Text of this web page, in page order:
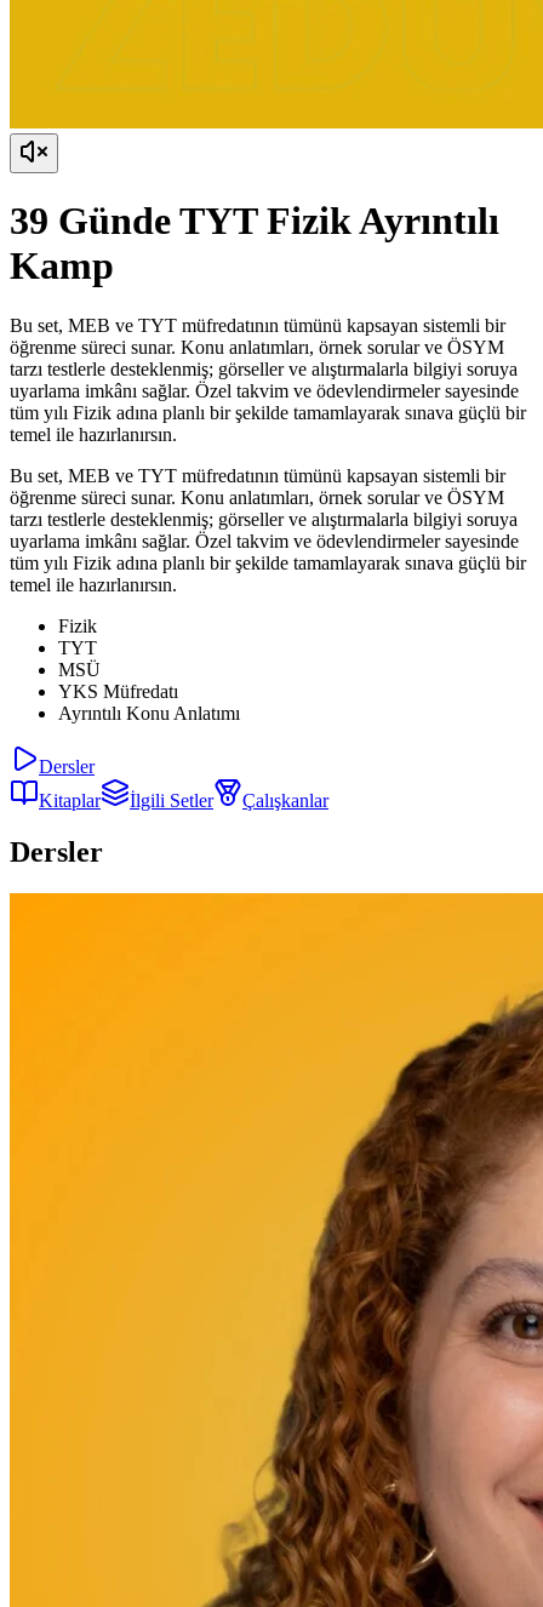
39 Günde TYT Fizik Ayrıntılı
Kamp
Bu set, MEB ve TYT müfredatının tümünü kapsayan sistemli bir
öğrenme süreci sunar. Konu anlatımları, örnek sorular ve ÖSYM
tarzı testlerle desteklenmiş; görseller ve alıştırmalarla bilgiyi soruya
uyarlama imkânı sağlar. Özel takvim ve ödevlendirmeler sayesinde
tüm yılı Fizik adına planlı bir şekilde tamamlayarak sınava güçlü bir
temel ile hazırlanırsın.
Bu set, MEB ve TYT müfredatının tümünü kapsayan sistemli bir
öğrenme süreci sunar. Konu anlatımları, örnek sorular ve ÖSYM
tarzı testlerle desteklenmiş; görseller ve alıştırmalarla bilgiyi soruya
uyarlama imkânı sağlar. Özel takvim ve ödevlendirmeler sayesinde
tüm yılı Fizik adına planlı bir şekilde tamamlayarak sınava güçlü bir
temel ile hazırlanırsın.
Fizik
TYT
MSÜ
YKS Müfredatı
Ayrıntılı Konu Anlatımı
Dersler
Kitaplar
İlgili Setler Çalışkanlar
Dersler